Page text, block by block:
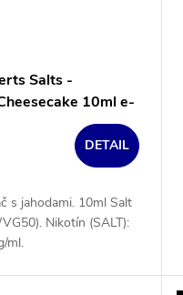
Salts -
10ml e-
DETAIL
s jahodami. 10ml Salt
Nikotín (SALT):
ml.